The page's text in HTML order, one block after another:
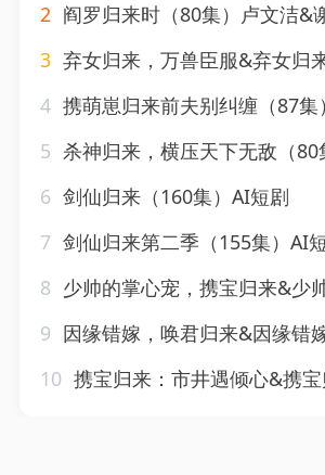
2 阎罗归来时（80集）卢文洁&
3 弃女归来，万兽臣服&弃女归来万兽臣服
4 携萌崽归来前夫别纠缠（87集
5 杀神归来，横压天下无敌（80集）
6 剑仙归来（160集）AI短剧
7 剑仙归来第二季（155集）AI
8 少帅的掌心宠，携宝归来&少帅的掌心宠携宝
9 因缘错嫁，唤君归来&因缘错嫁唤君归
10 携宝归来：市井遇倾心&携宝归来市井遇倾